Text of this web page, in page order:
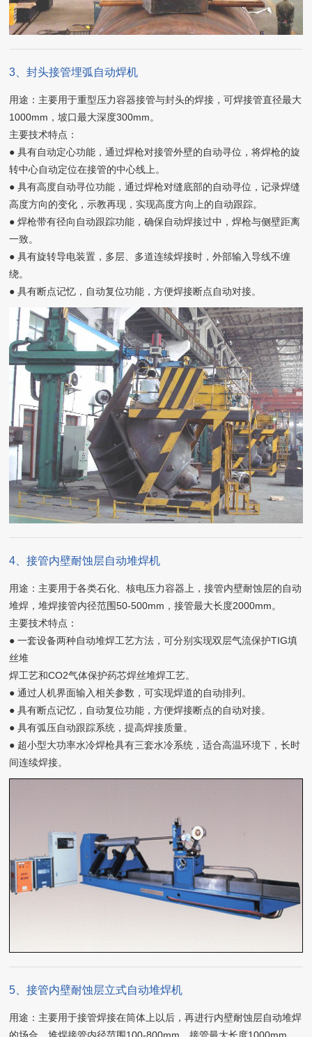
3、封头接管埋弧自动焊机
用途：主要用于重型压力容器接管与封头的焊接，可焊接管直径最大
1000mm，坡口最大深度300mm。
主要技术特点：
● 具有自动定心功能，通过焊枪对接管外壁的自动寻位，将焊枪的旋
转中心自动定位在接管的中心线上。
● 具有高度自动寻位功能，通过焊枪对缝底部的自动寻位，记录焊缝
高度方向的变化，示教再现，实现高度方向上的自动跟踪。
● 焊枪带有径向自动跟踪功能，确保自动焊接过中，焊枪与侧壁距离
一致。
● 具有旋转导电装置，多层、多道连续焊接时，外部输入导线不缠
绕。
● 具有断点记忆，自动复位功能，方便焊接断点自动对接。
4、接管内壁耐蚀层自动堆焊机
用途：主要用于各类石化、核电压力容器上，接管内壁耐蚀层的自动
堆焊，堆焊接管内径范围50-500mm，接管最大长度2000mm。
主要技术特点：
● 一套设备两种自动堆焊工艺方法，可分别实现双层气流保护TIG填
丝堆
焊工艺和CO2气体保护药芯焊丝堆焊工艺。
● 通过人机界面输入相关参数，可实现焊道的自动排列。
● 具有断点记忆，自动复位功能，方便焊接断点的自动对接。
● 具有弧压自动跟踪系统，提高焊接质量。
● 超小型大功率水冷焊枪具有三套水冷系统，适合高温环境下，长时
间连续焊接。
5、接管内壁耐蚀层立式自动堆焊机
用途：主要用于接管焊接在筒体上以后，再进行内壁耐蚀层自动堆焊